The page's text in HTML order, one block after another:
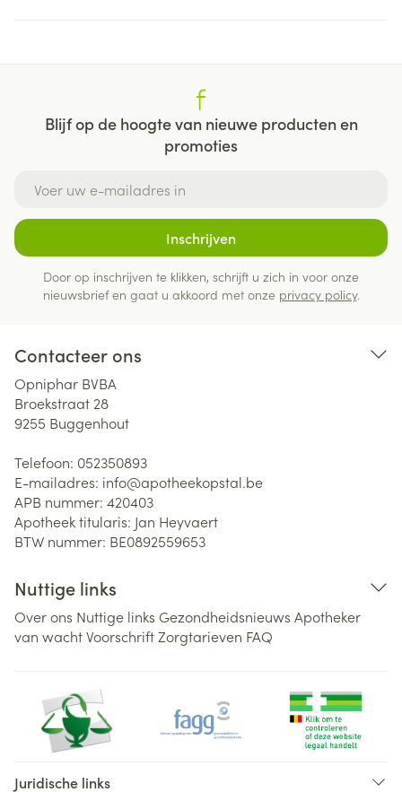
Blijf op de hoogte van nieuwe producten en
promoties
Inschrijven
Door op inschrijven te klikken, schrijft u zich in voor onze
nieuwsbrief en gaat u akkoord met onze privacy policy.
Contacteer ons
Opniphar BVBA
Broekstraat 28
9255 Buggenhout
Telefoon: 052350893
E-mailadres: info@apotheekopstal.be
APB nummer: 420403
Apotheek titularis: Jan Heyvaert
BTW nummer: BE0892559653
Nuttige links
Over ons Nuttige links Gezondheidsnieuws Apotheker
van wachtVoorschriftZorgtarieven FAQ
Juridische links